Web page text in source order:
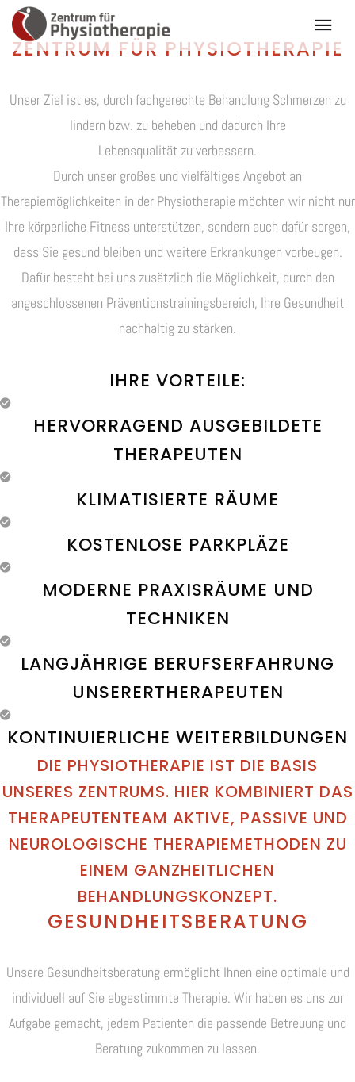
ÜBER UNS
ZENTRUM FÜR PHYSIOTHERAPIE
Unser Ziel ist es, durch fachgerechte Behandlung Schmerzen zu
lindern bzw. zu beheben und dadurch Ihre
Lebensqualität zu verbessern.
Durch unser großes und vielfältiges Angebot an
Therapiemöglichkeiten in der Physiotherapie möchten wir nicht nur
Ihre körperliche Fitness unterstützen, sondern auch dafür sorgen,
dass Sie gesund bleiben und weitere Erkrankungen vorbeugen.
Dafür besteht bei uns zusätzlich die Möglichkeit, durch den
angeschlossenen Präventionstrainingsbereich, Ihre Gesundheit
nachhaltig zu stärken.
IHRE VORTEILE:
HERVORRAGEND AUSGEBILDETE
THERAPEUTEN
KLIMATISIERTE RÄUME
KOSTENLOSE PARKPLÄZE
MODERNE PRAXISRÄUME UND
TECHNIKEN
LANGJÄHRIGE BERUFSERFAHRUNG
UNSERERTHERAPEUTEN
KONTINUIERLICHE WEITERBILDUNGEN
DIE PHYSIOTHERAPIE IST DIE BASIS
UNSERES ZENTRUMS. HIER KOMBINIERT DAS
THERAPEUTENTEAM AKTIVE, PASSIVE UND
NEUROLOGISCHE THERAPIEMETHODEN ZU
EINEM GANZHEITLICHEN
BEHANDLUNGSKONZEPT.
GESUNDHEITSBERATUNG
Unsere Gesundheitsberatung ermöglicht Ihnen eine optimale und
individuell auf Sie abgestimmte Therapie. Wir haben es uns zur
Aufgabe gemacht, jedem Patienten die passende Betreuung und
Beratung zukommen zu lassen.